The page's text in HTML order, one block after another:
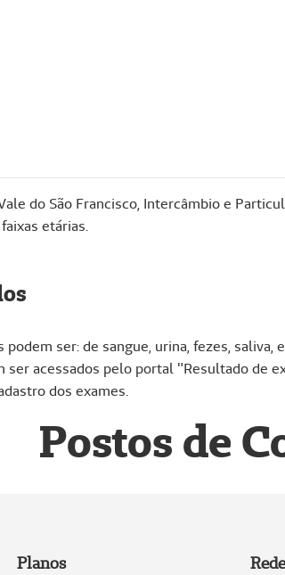
do São Francisco, Intercâmbio e
etárias.
podem ser: de sangue, urina, fezes,
ser acessados pelo portal "Resultado de
dos exames.
Postos de
Planos